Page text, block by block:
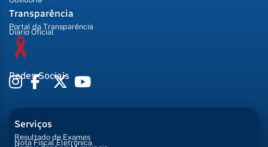
Transparência
Portal da Transparência
Diário Oficial
Redes Sociais
Serviços
Resultado de Exames
Nota Fiscal Eletrônica